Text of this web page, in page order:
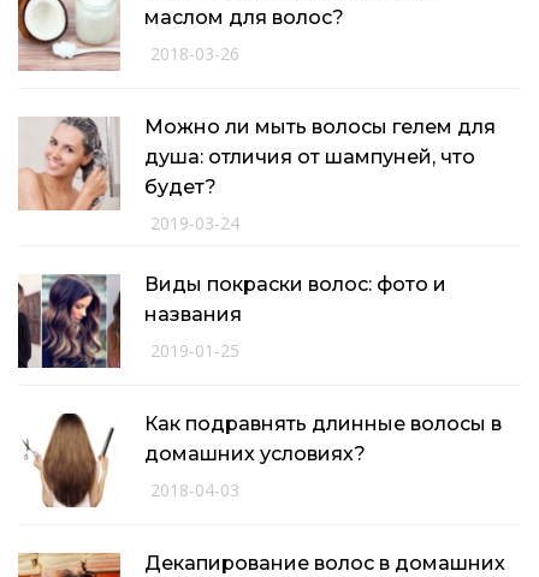
маслом для волос?
2018-03-26
Можно ли мыть волосы гелем для
душа: отличия от шампуней, что
будет?
2019-03-24
Виды покраски волос: фото и
названия
2019-01-25
Как подравнять длинные волосы в
домашних условиях?
2018-04-03
Декапирование волос в домашних